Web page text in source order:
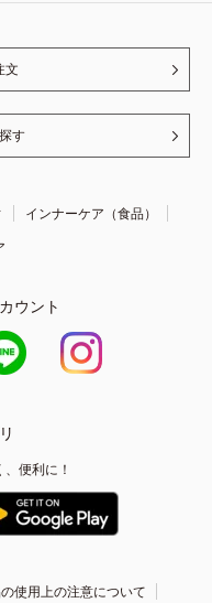
文
す
インナーケア（食品）
ウント
便利に！
使用上の注意について